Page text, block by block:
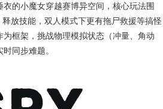
的小魔女穿越赛博异空间，核心玩法围
放技能，双人模式下更有拖尸救援等搞怪
框架，挑战物理模拟状态（冲量、角动
同步难题。